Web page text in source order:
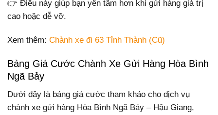
👉 Điều này giúp bạn yên tâm hơn khi gửi hàng giá trị
cao hoặc dễ vỡ.
Xem thêm: Chành xe đi 63 Tỉnh Thành (Cũ)
Bảng Giá Cước Chành Xe Gửi Hàng Hòa Bình
Ngã Bảy
Dưới đây là bảng giá cước tham khảo cho dịch vụ
chành xe gửi hàng Hòa Bình Ngã Bảy – Hậu Giang,